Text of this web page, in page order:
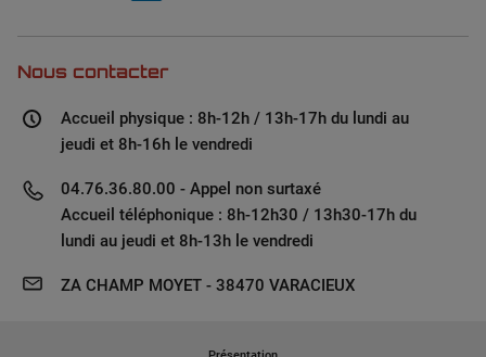
Nous contacter
Accueil physique : 8h-12h / 13h-17h du lundi au
jeudi et 8h-16h le vendredi
04.76.36.80.00 - Appel non surtaxé
Accueil téléphonique : 8h-12h30 / 13h30-17h du
lundi au jeudi et 8h-13h le vendredi
ZA CHAMP MOYET - 38470 VARACIEUX